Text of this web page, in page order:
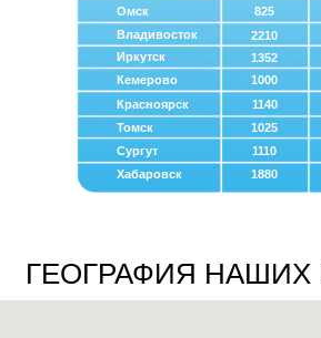
Омск
Владивосток
Иркутск
Кемерово
Красноярск
Томск
Сургут
Хабаровск
825
2210
1352
1000
1140
1025
1110
1880
ГЕОГРАФИЯ НАШИХ